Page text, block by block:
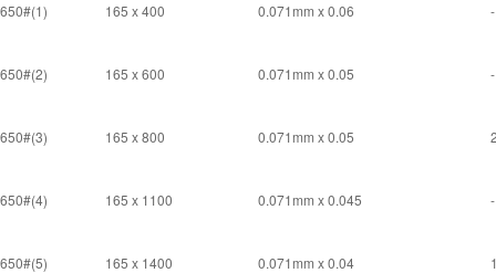
650#(1) 165 x 400 0.071mm x 0.06 -
650#(2) 165 x 600 0.071mm x 0.05 -
650#(3) 165 x 800 0.071mm x 0.05
650#(4) 165 x 1100 0.071mm x 0.045 -
650#(5) 165 x 1400 0.071mm x 0.04